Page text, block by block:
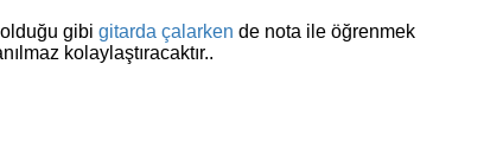
gibi gitarda çalarken de nota ile öğrenmek
kolaylaştıracaktır..